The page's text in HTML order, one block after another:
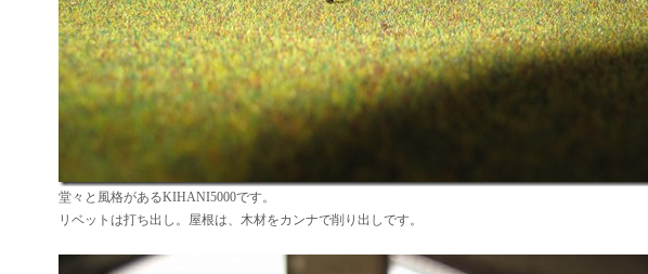
堂々と風格があるKIHANI5000です。
リベットは打ち出し。屋根は、木材をカンナで削り出しです。